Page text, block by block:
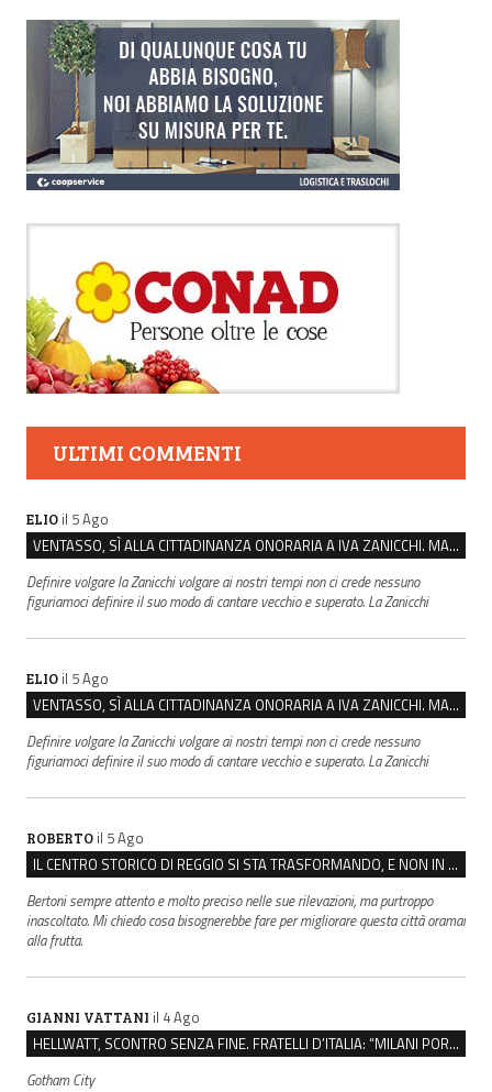
ULTIMI COMMENTI
ELIO il 5 Ago
VENTASSO, SÌ ALLA CITTADINANZA ONORARIA A IVA ZANICCHI. MA BARGIACCHI: “È DI PESSIMO GUSTO”
Definire volgare la Zanicchi volgare ai nostri tempi non ci crede nessuno
figuriamoci definire il suo modo di cantare vecchio e superato. La Zanicchi
ELIO il 5 Ago
VENTASSO, SÌ ALLA CITTADINANZA ONORARIA A IVA ZANICCHI. MA BARGIACCHI: “È DI PESSIMO GUSTO”
Definire volgare la Zanicchi volgare ai nostri tempi non ci crede nessuno
figuriamoci definire il suo modo di cantare vecchio e superato. La Zanicchi
ROBERTO il 5 Ago
IL CENTRO STORICO DI REGGIO SI STA TRASFORMANDO, E NON IN MEGLIO
Bertoni sempre attento e molto preciso nelle sue rilevazioni, ma purtroppo
inascoltato. Mi chiedo cosa bisognerebbe fare per migliorare questa città oramai
alla frutta.
GIANNI VATTANI il 4 Ago
HELLWATT, SCONTRO SENZA FINE. FRATELLI D’ITALIA: “MILANI PORTA DOCUMENTI, DE FRANCO INSULTI”
Gotham City